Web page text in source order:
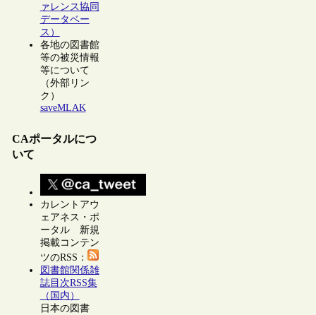
ァレンス協同
データベー
ス）
各地の図書館
等の被災情報
等について
（外部リン
ク）
saveMLAK
CAポータルにつ
いて
カレントアウ
ェアネス・ポ
ータル 新規
掲載コンテン
ツのRSS：
図書館関係雑
誌目次RSS集
（国内）
日本の図書